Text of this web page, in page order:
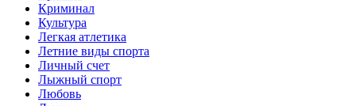
Криминал
Культура
Легкая атлетика
Летние виды спорта
Личный счет
Лыжный спорт
Любовь